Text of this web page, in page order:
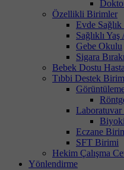
Özellikli Birimler
Evde
Sağlıklı
Gebe Okulu
Sigara
Bebek Dostu
Tıbbi Destek
Eczane
SFT Birimi
Hekim Çalışma
Yönlendirme